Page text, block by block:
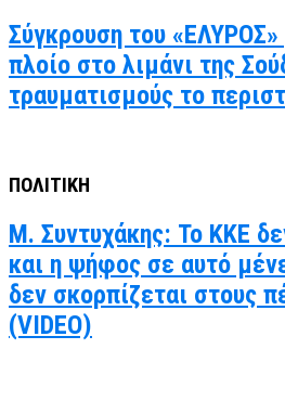
Σύγκρουση του
πλοίο στο λιμάνι της
τραυματισμούς το
ΠΟΛΙΤΙΚΗ
Μ. Συντυχάκης: Το ΚΚΕ
και η ψήφος σε αυτό
δεν σκορπίζεται στους
(VIDEO)